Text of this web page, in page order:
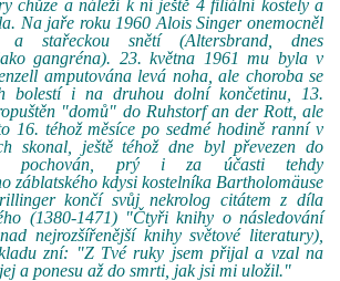
chůze a náleží k ní ještě 4 filiální kostely a
Na jaře roku 1960 Alois Singer onemocněl
a stařeckou snětí (Altersbrand, dnes
gangréna). 23. května 1961 mu byla v
amputována levá noha, ale choroba se
bolestí i na druhou dolní končetinu, 13.
"domů" do Ruhstorf an der Rott, ale
16. téhož měsíce po sedmé hodině ranní v
skonal, ještě téhož dne byl převezen do
pochován, prý i za účasti tehdy
záblatského kdysi kostelníka Bartholomäuse
končí svůj nekrolog citátem z díla
(1380-1471) "Čtyři knihy o následování
nejrozšířenější knihy světové literatury),
zní: "Z Tvé ruky jsem přijal a vzal na
a ponesu až do smrti, jak jsi mi uložil."